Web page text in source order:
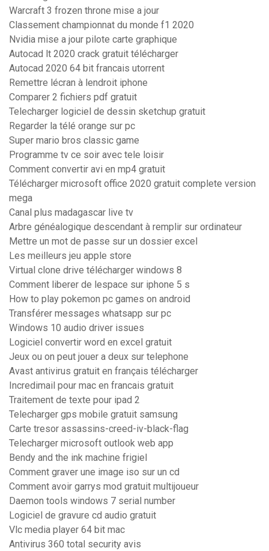
Warcraft 3 frozen throne mise a jour
Classement championnat du monde f1 2020
Nvidia mise a jour pilote carte graphique
Autocad lt 2020 crack gratuit télécharger
Autocad 2020 64 bit francais utorrent
Remettre lécran à lendroit iphone
Comparer 2 fichiers pdf gratuit
Telecharger logiciel de dessin sketchup gratuit
Regarder la télé orange sur pc
Super mario bros classic game
Programme tv ce soir avec tele loisir
Comment convertir avi en mp4 gratuit
Télécharger microsoft office 2020 gratuit complete version
mega
Canal plus madagascar live tv
Arbre généalogique descendant à remplir sur ordinateur
Mettre un mot de passe sur un dossier excel
Les meilleurs jeu apple store
Virtual clone drive télécharger windows 8
Comment liberer de lespace sur iphone 5 s
How to play pokemon pc games on android
Transférer messages whatsapp sur pc
Windows 10 audio driver issues
Logiciel convertir word en excel gratuit
Jeux ou on peut jouer a deux sur telephone
Avast antivirus gratuit en français télécharger
Incredimail pour mac en francais gratuit
Traitement de texte pour ipad 2
Telecharger gps mobile gratuit samsung
Carte tresor assassins-creed-iv-black-flag
Telecharger microsoft outlook web app
Bendy and the ink machine frigiel
Comment graver une image iso sur un cd
Comment avoir garrys mod gratuit multijoueur
Daemon tools windows 7 serial number
Logiciel de gravure cd audio gratuit
Vlc media player 64 bit mac
Antivirus 360 total security avis